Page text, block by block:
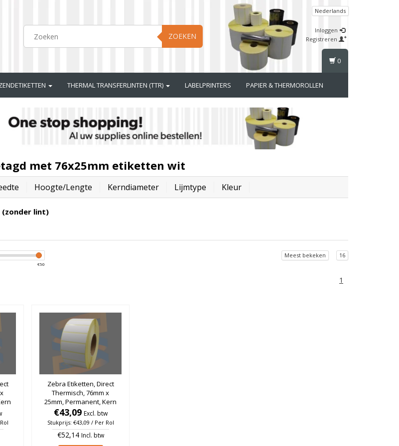
ZOEKEN
Nederlands
Inloggen
Registreren
THERMAL TRANSFERLINTEN (TTR) LABELPRINTERS PAPIER & THERMOROLLEN
0
met 76x25mm etiketten wit
Hoogte/lengte Kerndiameter Lijmtype Kleur
lint)
€50
Meest bekeken 16
1
Zebra Etiketten, Direct
Thermisch, 76mm x
25mm, Permanent, Kern
76mm, rol à 5.150 stuks
€43,09 Excl. btw
Stukprijs: €43,09 / Per Rol
€52,14 Incl. btw